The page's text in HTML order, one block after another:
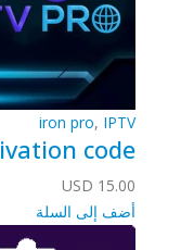
iron pro, IPTV
code
USD 15.00
أضف إلى السلة